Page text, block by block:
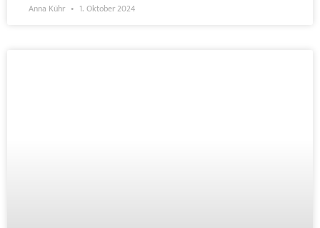
Anna Kühr 1. Oktober 2024